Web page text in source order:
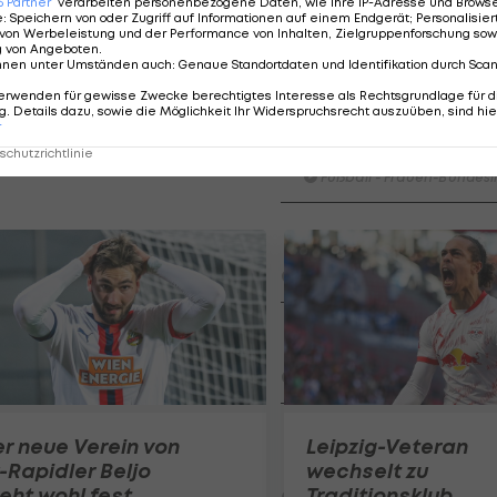
des Technischen Direktors. Diesen Posten soll Peter
München, besetzen.
Graz
Fußball - Frauen-
FC Blau-Weiß Linz - FC
Innsbruck
Fußball - ADMIRAL 2. Liga
Highlights: Blau-Weiß schenkt
Wacker drei Tore ein
Fußball - ADMIRAL 2. Liga
dem SKN einen endgültigen
Fehlstart
neue Verein von
Rapidler Beljo
Leipzig-Veteran
wechselt zu
: Speichern von oder Zugriff auf Informationen auf einem Endgerät;
Werbeleistung und der Performance von Inhalten, Zielgruppenforschung
von Angeboten.
unter Umständen auch: Genaue Standortdaten und Identifikation durch
für gewisse Zwecke berechtigtes Interesse als Rechtsgrundlage für
Details dazu, sowie die Möglichkeit Ihr Widerspruchsrecht auszuüben, sind